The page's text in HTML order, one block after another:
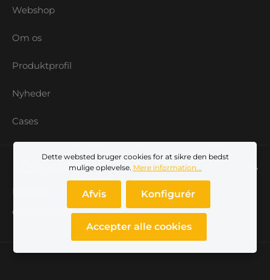
Webshop
Om os
Produktprofil
Nyheder
Cases
Min konto
Log ind
Opret dig som kunde
Dette websted bruger cookies for at sikre den bedst
mulige oplevelse. Mere information...
Afvis Konfigurér
Accepter alle cookies